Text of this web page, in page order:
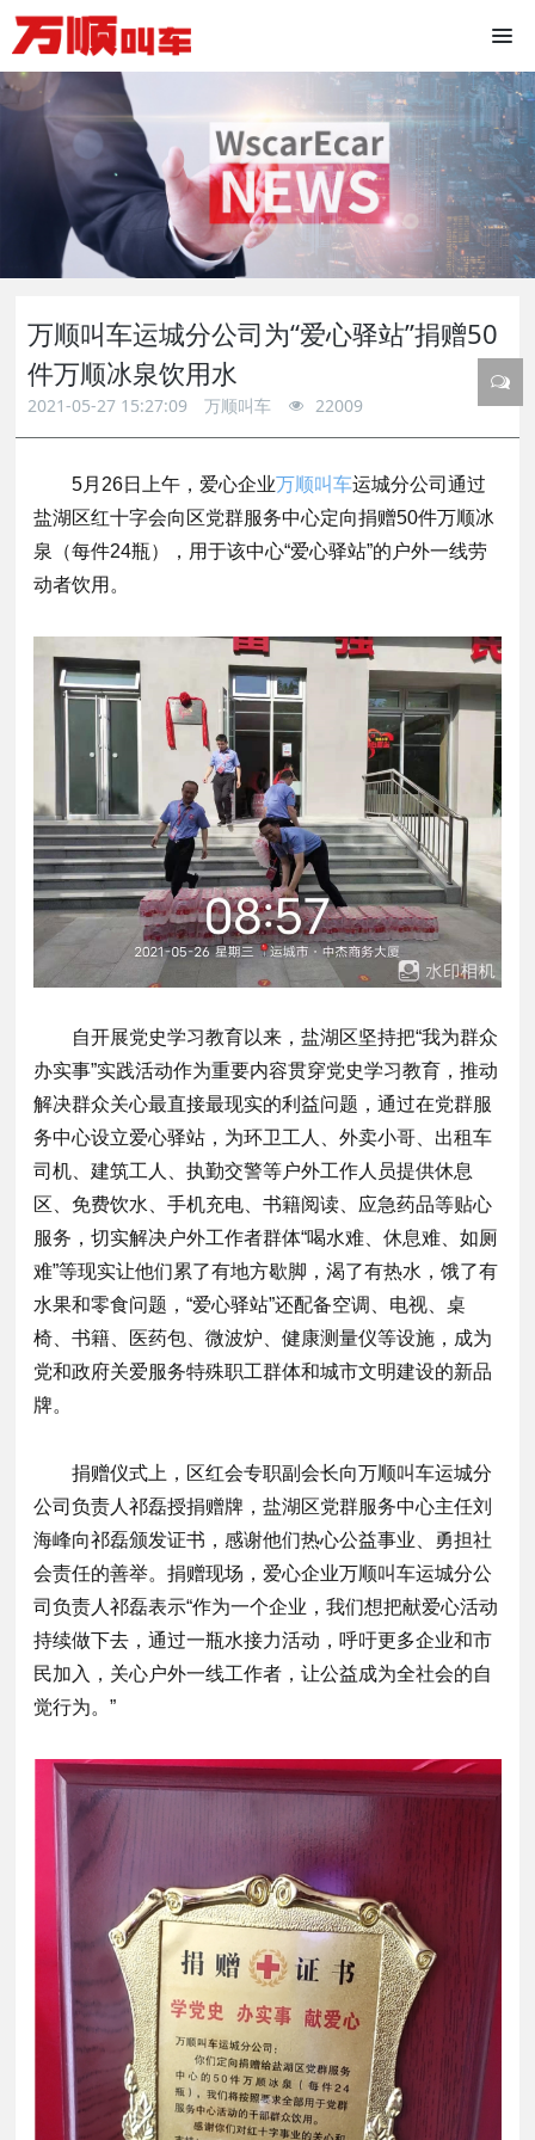
万顺叫车运城分公司为“爱心驿站”捐赠50
件万顺冰泉饮用水
2021-05-27 15:27:09 万顺叫车 22009
5月26日上午，爱心企业万顺叫车运城分公司通过
盐湖区红十字会向区党群服务中心定向捐赠50件万顺冰
泉（每件24瓶），用于该中心“爱心驿站”的户外一线劳
动者饮用。
自开展党史学习教育以来，盐湖区坚持把“我为群众
办实事”实践活动作为重要内容贯穿党史学习教育，推动
解决群众关心最直接最现实的利益问题，通过在党群服
务中心设立爱心驿站，为环卫工人、外卖小哥、出租车
司机、建筑工人、执勤交警等户外工作人员提供休息
区、免费饮水、手机充电、书籍阅读、应急药品等贴心
服务，切实解决户外工作者群体“喝水难、休息难、如厕
难”等现实让他们累了有地方歇脚，渴了有热水，饿了有
水果和零食问题，“爱心驿站”还配备空调、电视、桌
椅、书籍、医药包、微波炉、健康测量仪等设施，成为
党和政府关爱服务特殊职工群体和城市文明建设的新品
牌。
捐赠仪式上，区红会专职副会长向万顺叫车运城分
公司负责人祁磊授捐赠牌，盐湖区党群服务中心主任刘
海峰向祁磊颁发证书，感谢他们热心公益事业、勇担社
会责任的善举。捐赠现场，爱心企业万顺叫车运城分公
司负责人祁磊表示“作为一个企业，我们想把献爱心活动
持续做下去，通过一瓶水接力活动，呼吁更多企业和市
民加入，关心户外一线工作者，让公益成为全社会的自
觉行为。”